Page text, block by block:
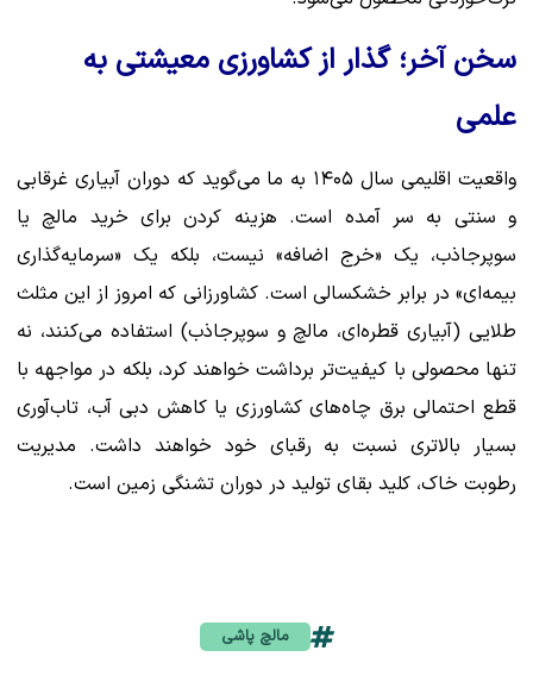
سخن آخر؛ گذار از کشاورزی معیشتی به
علمی
واقعیت اقلیمی سال ۱۴۰۵ به ما می‌گوید که دوران آبیاری غرقابی
و سنتی به سر آمده است. هزینه کردن برای خرید مالچ یا
سوپرجاذب، یک «خرج اضافه» نیست، بلکه یک «سرمایه‌گذاری
بیمه‌ای» در برابر خشکسالی است. کشاورزانی که امروز از این مثلث
طلایی (آبیاری قطره‌ای، مالچ و سوپرجاذب) استفاده می‌کنند، نه
تنها محصولی با کیفیت‌تر برداشت خواهند کرد، بلکه در مواجهه با
قطع احتمالی برق چاه‌های کشاورزی یا کاهش دبی آب، تاب‌آوری
بسیار بالاتری نسبت به رقبای خود خواهند داشت. مدیریت
رطوبت خاک، کلید بقای تولید در دوران تشنگی زمین است.
مالچ پاشی